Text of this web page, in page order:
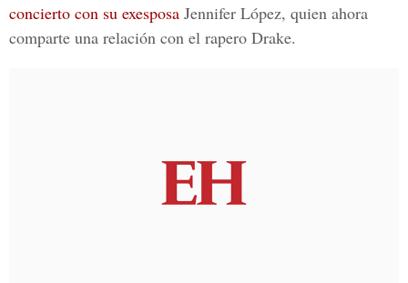
concierto con su exesposa Jennifer López, quien ahora
comparte una relación con el rapero Drake.